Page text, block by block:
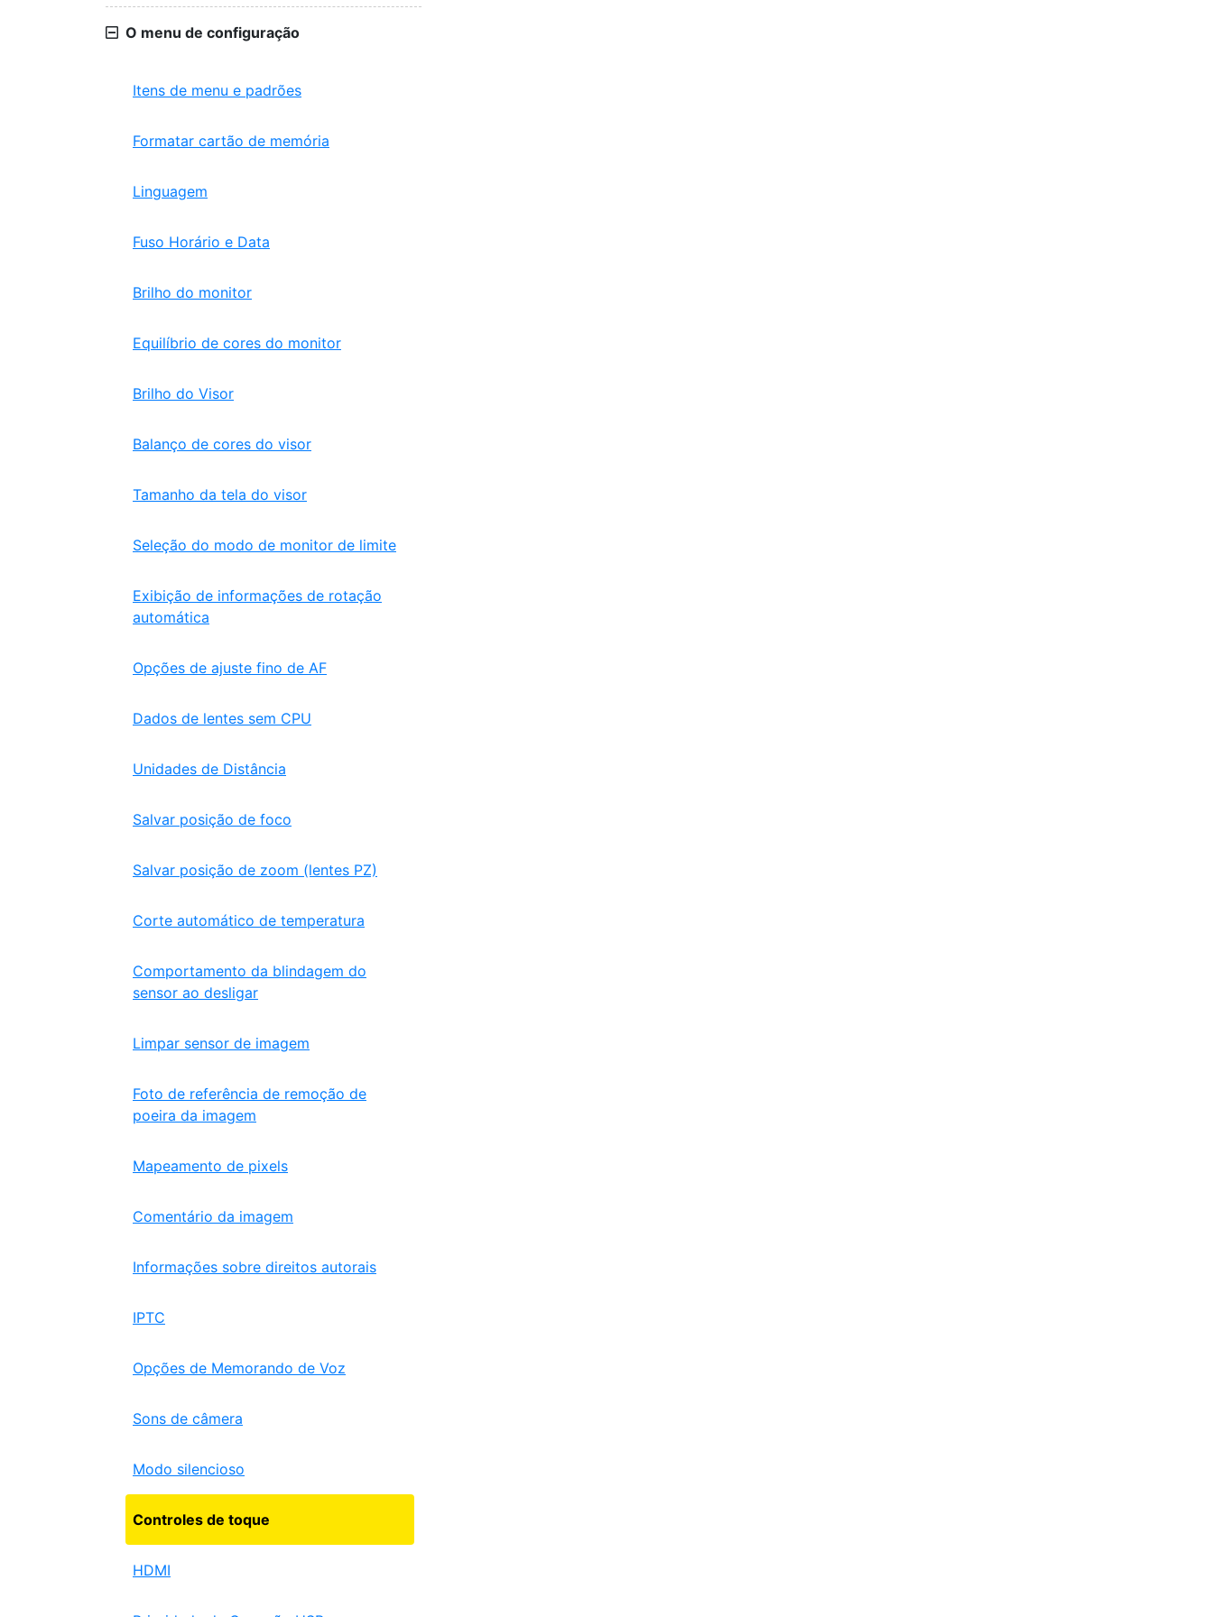
O menu de configuração
Itens de menu e padrões
Formatar cartão de memória
Linguagem
Fuso Horário e Data
Brilho do monitor
Equilíbrio de cores do monitor
Brilho do Visor
Balanço de cores do visor
Tamanho da tela do visor
Seleção do modo de monitor de limite
Exibição de informações de rotação
automática
Opções de ajuste fino de AF
Dados de lentes sem CPU
Unidades de Distância
Salvar posição de foco
Salvar posição de zoom (lentes PZ)
Corte automático de temperatura
Comportamento da blindagem do
sensor ao desligar
Limpar sensor de imagem
Foto de referência de remoção de
poeira da imagem
Mapeamento de pixels
Comentário da imagem
Informações sobre direitos autorais
IPTC
Opções de Memorando de Voz
Sons de câmera
Modo silencioso
Controles de toque
HDMI